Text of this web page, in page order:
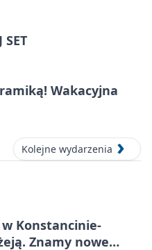
Wakacyjna
Kolejne wydarzenia
Konstancinie-
Znamy nowe